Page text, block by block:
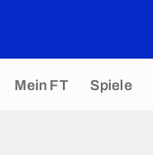
Mein FT Spiele